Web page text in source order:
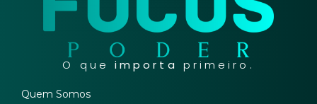
O que importa primeiro.
Quem Somos